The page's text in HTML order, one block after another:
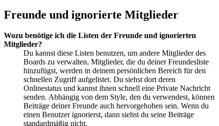
Freunde und ignorierte Mitglieder
Wozu benötige ich die Listen der Freunde und ignorierten
Mitglieder?
Du kannst diese Listen benutzen, um andere Mitglieder des
Boards zu verwalten. Mitglieder, die du deiner Freundesliste
hinzufügst, werden in deinem persönlichen Bereich für den
schnellen Zugriff aufgelistet. Du siehst dort deren
Onlinestatus und kannst ihnen schnell eine Private Nachricht
senden. Abhängig von dem Style, den du verwendest, können
Beiträge deiner Freunde auch hervorgehoben sein. Wenn du
einen Benutzer ignorierst, dann siehst du seine Beiträge
standardmäßig nicht.